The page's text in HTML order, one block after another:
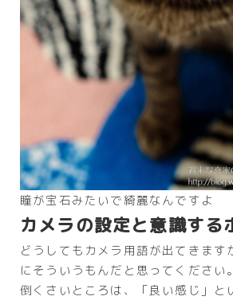
瞳が宝石みたいで綺麗なんですよ
カメラの設定と意識する
どうしてもカメラ用語が出てきます
にそういうもんだと思ってください
倒くさいところは、「良い感じ」と